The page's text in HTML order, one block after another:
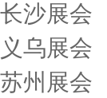
长沙展会
义乌展会
苏州展会